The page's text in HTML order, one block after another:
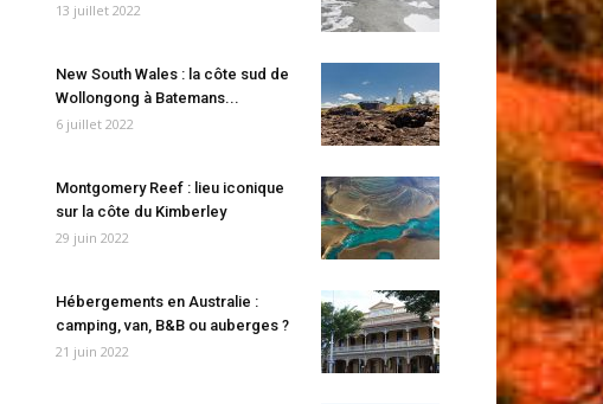
13 juillet 2022
New South Wales : la côte sud de
Wollongong à Batemans...
6 juillet 2022
Montgomery Reef : lieu iconique
sur la côte du Kimberley
29 juin 2022
Hébergements en Australie :
camping, van, B&B ou auberges ?
21 juin 2022